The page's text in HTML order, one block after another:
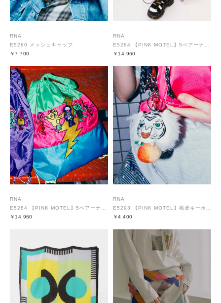
RNA
E5280 メッシュキャップ
￥7,700
RNA
E5284 【PINK MOTEL】5ベアーナップバッグ
￥14,960
RNA
E5284 【PINK MOTEL】5ベアーナップバッグ
￥14,960
RNA
E5293 【PINK MOTEL】桃虎キーホルダー
￥4,400